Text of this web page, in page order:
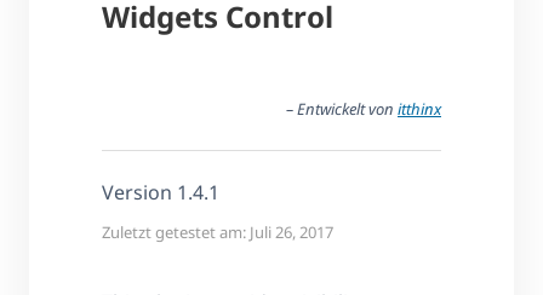
Widgets Control
– Entwickelt von itthinx
Version 1.4.1
Zuletzt getestet am: Juli 26, 2017